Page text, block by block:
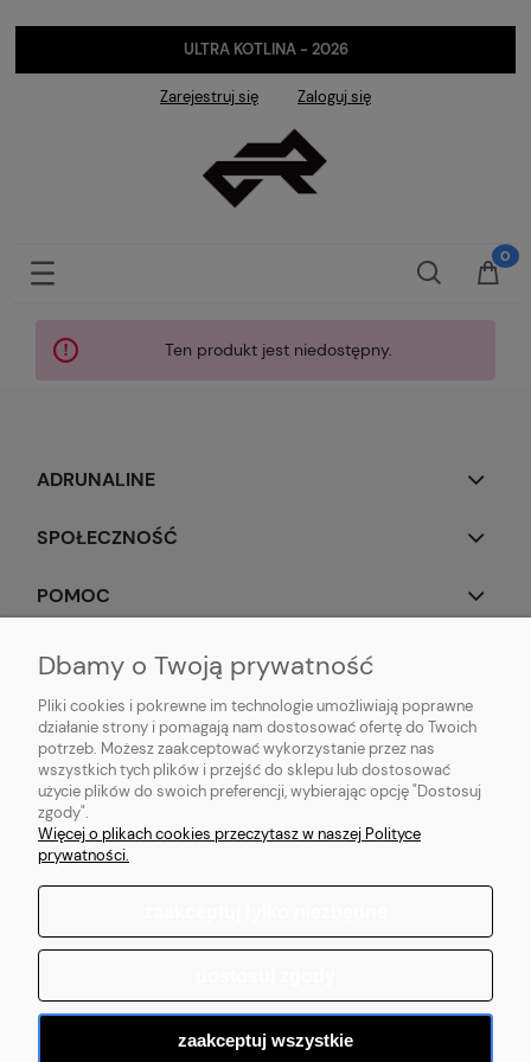
ULTRA KOTLINA - 2026
Zarejestruj się Zaloguj się
Ten produkt jest niedostępny.
ADRUNALINE
SPOŁECZNOŚĆ
POMOC
OBSERWUJ NAS
Popularne produkty:Koszulki do biegania|Topy do biegania|Bluzy do
biegania| Longsleeve do biegania|Kurtki do biegania|Kamizelki do
biegania| Legginsy do biegania
Sklep internetowy Shoper.pl
Dbamy o Twoją prywatność
Pliki cookies i pokrewne im technologie umożliwiają poprawne
działanie strony i pomagają nam dostosować ofertę do Twoich
potrzeb. Możesz zaakceptować wykorzystanie przez nas
wszystkich tych plików i przejść do sklepu lub dostosować
użycie plików do swoich preferencji, wybierając opcję "Dostosuj
zgody".
Więcej o plikach cookies przeczytasz w naszej Polityce
prywatności.
zaakceptuj wszystkie